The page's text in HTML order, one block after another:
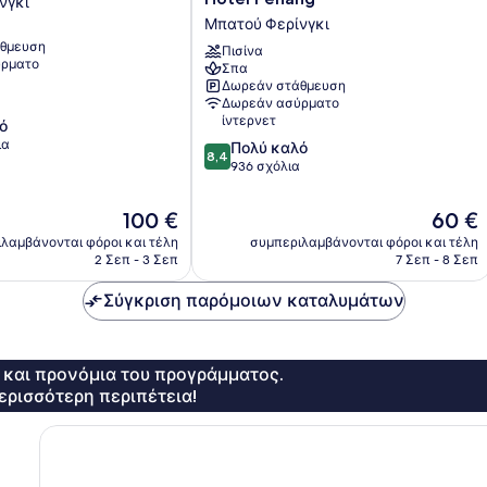
Η
τιμή
είναι
100 €
φόροι και τέλη
2 Σεπ - 3 Σεπ
by
Hilton
Hotel
Penang
Μπατού
Φερίνγκι
Μπατού Φερίνγκι
Πισίνα
Σπα
Δωρεάν στάθμευση
Δωρεάν ασύρματο
ίντερνετ
8.4
στα
8,4 Πολύ καλό
936 σχόλια
Η
τιμή
είναι
60 €
συμπεριλαμβάνονται φόροι και τέλη
7 Σεπ - 8 Σεπ
Σύγκριση παρόμοιων καταλυμάτων
και προνόμια του προγράμματος.
περιπέτεια!